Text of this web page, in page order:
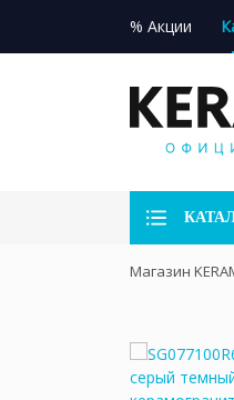
% Акции
Магазин